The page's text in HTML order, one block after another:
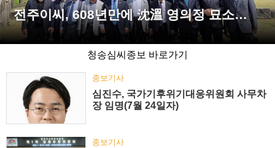
전주이씨, 608년만에 沈溫 영의정 묘소…
청송심씨종보 바로가기
종보기사
심진수, 국가기후위기대응위원회 사무차
장 임명(7월 24일자)
종보기사